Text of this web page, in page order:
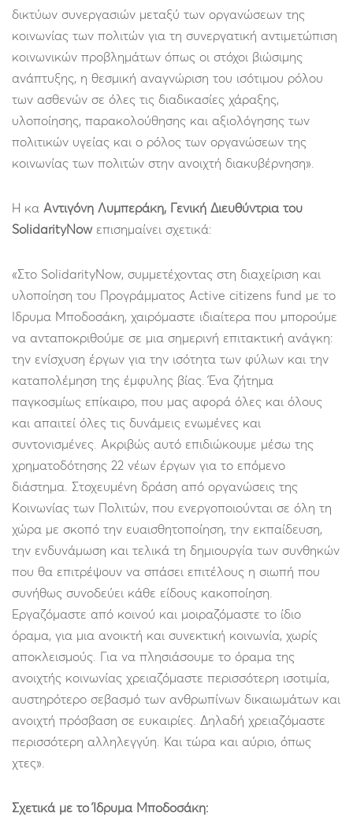
δικτύων συνεργασιών μεταξύ των οργανώσεων της
κοινωνίας των πολιτών για τη συνεργατική αντιμετώπιση
κοινωνικών προβλημάτων όπως οι στόχοι βιώσιμης
ανάπτυξης, η θεσμική αναγνώριση του ισότιμου ρόλου
των ασθενών σε όλες τις διαδικασίες χάραξης,
υλοποίησης, παρακολούθησης και αξιολόγησης των
πολιτικών υγείας και ο ρόλος των οργανώσεων της
κοινωνίας των πολιτών στην ανοιχτή διακυβέρνηση».
Η κα Αντιγόνη Λυμπεράκη, Γενική Διευθύντρια του
SolidarityNowεπισημαίνει σχετικά:
«Στο SolidarityNow, συμμετέχοντας στη διαχείριση και
υλοποίηση του Προγράμματος Active citizens fund με το
Ίδρυμα Μποδοσάκη, χαιρόμαστε ιδιαίτερα που μπορούμε
να ανταποκριθούμε σε μια σημερινή επιτακτική ανάγκη:
την ενίσχυση έργων για την ισότητα των φύλων και την
καταπολέμηση της έμφυλης βίας. Ένα ζήτημα
παγκοσμίως επίκαιρο, που μας αφορά όλες και όλους
και απαιτεί όλες τις δυνάμεις ενωμένες και
συντονισμένες. Ακριβώς αυτό επιδιώκουμε μέσω της
χρηματοδότησης 22 νέων έργων για το επόμενο
διάστημα. Στοχευμένη δράση από οργανώσεις της
Κοινωνίας των Πολιτών, που ενεργοποιούνται σε όλη τη
χώρα με σκοπό την ευαισθητοποίηση, την εκπαίδευση,
την ενδυνάμωση και τελικά τη δημιουργία των συνθηκών
που θα επιτρέψουν να σπάσει επιτέλους η σιωπή που
συνήθως συνοδεύει κάθε είδους κακοποίηση.
Εργαζόμαστε από κοινού και μοιραζόμαστε το ίδιο
όραμα, για μια ανοικτή και συνεκτική κοινωνία, χωρίς
αποκλεισμούς. Για να πλησιάσουμε το όραμα της
ανοιχτής κοινωνίας χρειαζόμαστε περισσότερη ισοτιμία,
αυστηρότερο σεβασμό των ανθρωπίνων δικαιωμάτων και
ανοιχτή πρόσβαση σε ευκαιρίες. Δηλαδή χρειαζόμαστε
περισσότερη αλληλεγγύη. Και τώρα και αύριο, όπως
χτες».
Σχετικά με το Ίδρυμα Μποδοσάκη: